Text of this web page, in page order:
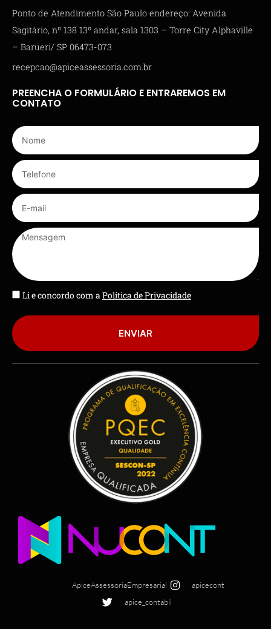
Ponto de Atendimento São Paulo endereço: Avenida
Sagitário, nº 138 13º andar, sala 1303 – Torre City Alphaville
– Barueri/ SP 06473-073
recepcao@apiceassessoria.com.br
PREENCHA O FORMULÁRIO E ENTRAREMOS EM
CONTATO
Li e concordo com aPolítica de Privacidade
ENVIAR
ApiceAssessoriaEmpresarial
apicecont
apice_contabil